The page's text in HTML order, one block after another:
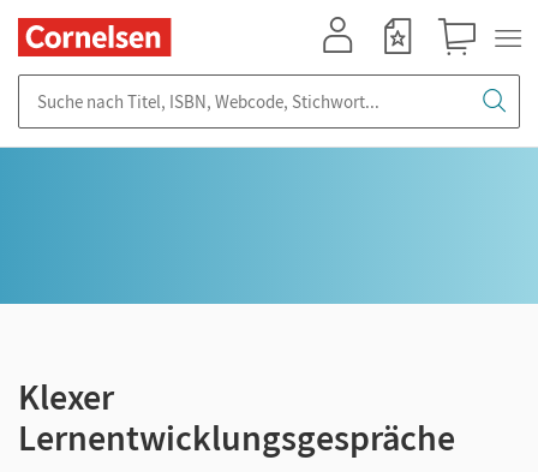
Klexer
Lernentwicklungsgespräche